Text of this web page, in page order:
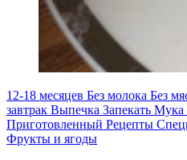
12-18 месяцев Без молока Без
завтрак Выпечка Запекать Мука
Приготовленный Рецепты
Фрукты и ягоды